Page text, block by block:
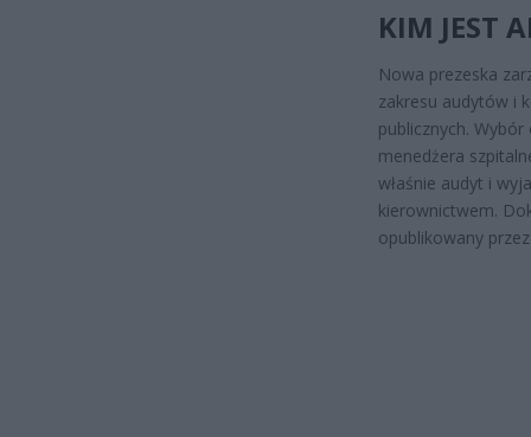
KIM JEST
Nowa prezeska
zakresu audytów i
publicznych.
menedżera
właśnie audyt i
kierownictwem.
opublikowany